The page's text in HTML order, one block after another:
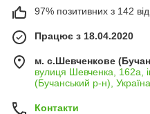
97% позитивних з 142
Працює з 18.04.2020
м. с.Шевченкове
вулиця Шевченка, 162а,
(Бучанський р-н), Україна
Контакти